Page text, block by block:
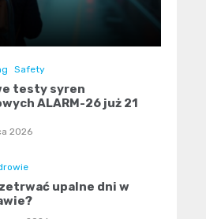
Safety
testy syren
ALARM-26 już 21
2026
upalne dni w